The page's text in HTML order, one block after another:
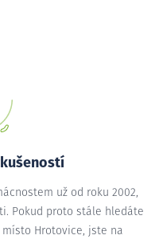
už od roku 2002,
Pokud proto stále hledáte
Hrotovice, jste na